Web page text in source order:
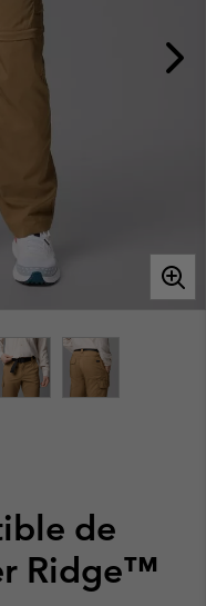
de
Ridge™